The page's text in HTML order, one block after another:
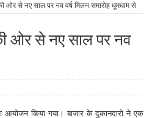
ओर से नए साल पर नव वर्ष मिलन समारोह धूमधाम से
ओर से नए साल पर नव
आयोजन किया गया। बाजार के दुकानदारो ने एक